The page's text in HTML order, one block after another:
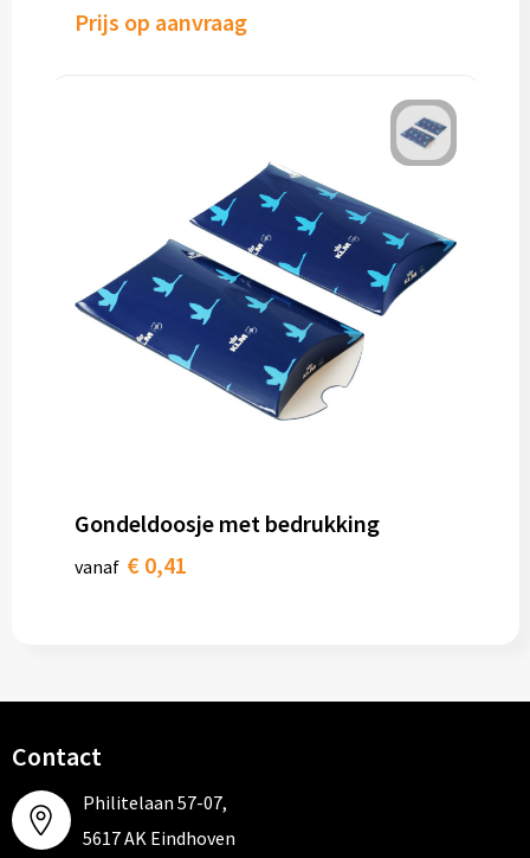
Prijs op aanvraag
Gondeldoosje met bedrukking
vanaf € 0,41
Contact
Philitelaan 57-07,
5617 AK Eindhoven